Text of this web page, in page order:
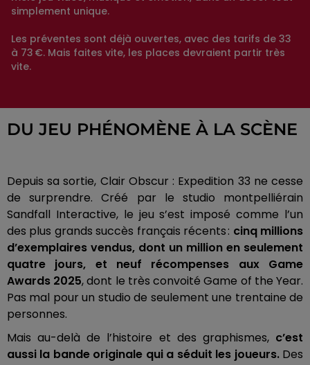
simplement unique.
Les préventes sont déjà ouvertes, avec des tarifs de 33
à 73 €. Mais faites vite, les places devraient partir très
vite.
DU JEU PHÉNOMÈNE À LA SCÈNE
Depuis sa sortie, Clair Obscur : Expedition 33 ne cesse
de surprendre. Créé par le studio montpelliérain
Sandfall Interactive, le jeu s’est imposé comme l’un
des plus grands succès français récents : cinq millions
d’exemplaires vendus, dont un million en seulement
quatre jours, et neuf récompenses aux Game
Awards 2025, dont le très convoité Game of the Year.
Pas mal pour un studio de seulement une trentaine de
personnes.
Mais au-delà de l’histoire et des graphismes, c’est
aussi la bande originale qui a séduit les joueurs.Des